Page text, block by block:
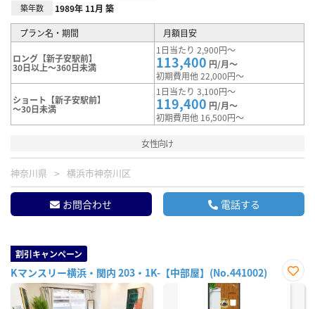
築年数 1989年 11月 築
プラン名・期間 月額目安
ロング【新子安駅前】
30日以上～360日未満
1日当たり 2,900円～
113,400 円/月～
初期費用他 22,000円～
ショート【新子安駅前】
～30日未満
1日当たり 3,100円～
119,400 円/月～
初期費用他 16,500円～
女性向け
神奈川県 横浜市神奈川区
お問合わせ 電話する
割引キャンペーン
Kマンスリー横浜・関内 203・1K-【中部屋】(No.441002)
お気